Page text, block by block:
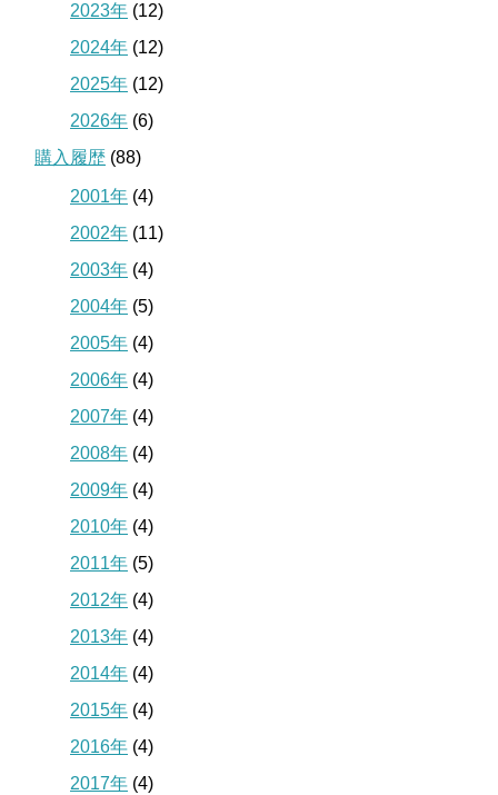
2023年 (12)
2024年 (12)
2025年 (12)
2026年 (6)
購入履歴 (88)
2001年 (4)
2002年 (11)
2003年 (4)
2004年 (5)
2005年 (4)
2006年 (4)
2007年 (4)
2008年 (4)
2009年 (4)
2010年 (4)
2011年 (5)
2012年 (4)
2013年 (4)
2014年 (4)
2015年 (4)
2016年 (4)
2017年 (4)